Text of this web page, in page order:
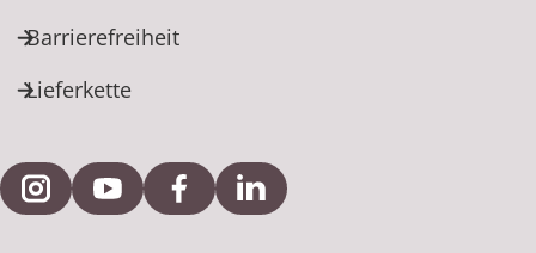
Barrierefreiheit
Lieferkette
Externe Verlinkung zu Instagram
Externe Verlinkung zu YouTube
Externe Verlinkung zu Facebook
Externe Verlinkung zu